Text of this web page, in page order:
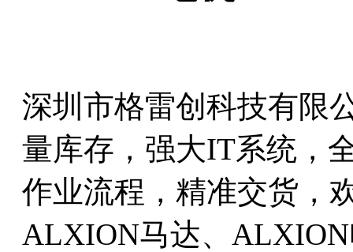
深圳市格雷创科技有限
量库存，强大IT系统，
作业流程，精准交货，
ALXION马达、